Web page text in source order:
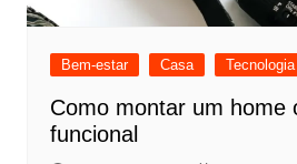
Bem-estar Casa Tecnologia
Como montar um home
funcional